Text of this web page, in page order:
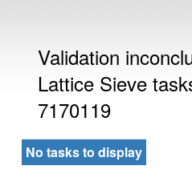
Validation
Lattice Sieve
7170119
No tasks to display